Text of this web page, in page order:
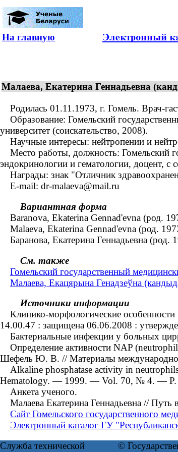
На главную
Малаева, Екатерина Геннадьевна
Родилась 01.11.1973, г. Гомель. Врач-
Образование: Гомельский
университет (соискательство, 2008).
Научные интересы: нейтропении и
Место работы, должность: Гомельский
эндокринологии и гематологии, доцент,
Награды: знак "Отличник
E-mail: dr-malaeva@mail.ru
Вариантная форма
Baranova, Ekaterina Gennad'evna (род.
Malaeva, Ekaterina Gennad'evna (род.
Баранова, Екатерина Геннадьевна (род.
См. также
Гомельский государственный
Малаева, Екацярына Генадзеўна
Источники информации
Клинико-морфологические особенности
14.00.47 : защищена 06.06.2008 :
Бактериальные инфекции у больных
Определение активности NAP
Шефель Ю. В. // Материалы
Alkaline phosphatase activity in
Hematology. — 1999. — Vol. 70, № 4. —
Анкета ученого.
Малаева Екатерина Геннадьевна //
Сайт Гомельского государственного
Электронный каталог ГУ
Служба технической
©